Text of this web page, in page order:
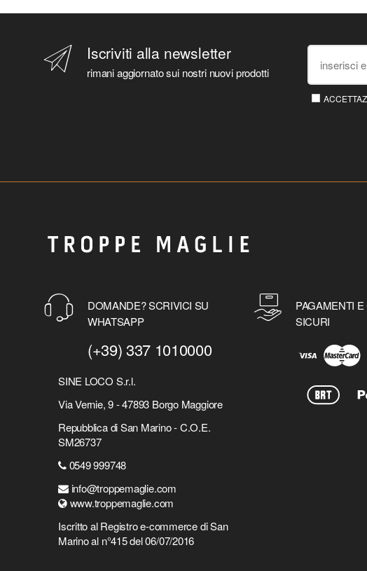
Iscriviti alla newsletter
rimani aggiornato sui nostri nuovi prodotti
DOMANDE? SCRIVICI SU
WHATSAPP
(+39) 337 1010000
SINE LOCO S.r.l.
Via Vernie, 9 - 47893 Borgo Maggiore
Repubblica di San Marino - C.O.E.
SM26737
0549 999748
info@troppemaglie.com
www.troppemaglie.com
Iscritto al Registro e-commerce di San
Marino al n°415 del 06/07/2016
PAGAMENTI
SICURI